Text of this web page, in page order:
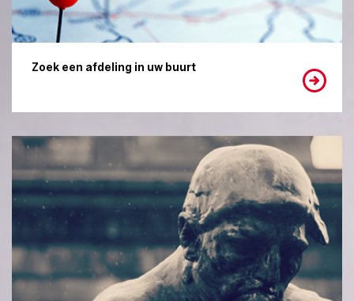
Zoek een afdeling in uw buurt